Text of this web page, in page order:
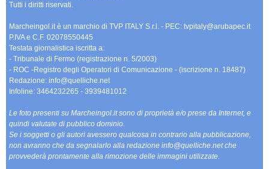
Tutti i diritti riservati.
Marcheingol.it è un marchio di TVP ITALY S.r.l. - PEC: tvpitaly@arubapec.it
P.IVA e C.F. 02078550445
Testata giornalistica iscritta a:
- Tribunale di Fermo (registrazione n. 5/2003)
- ROC -Registro degli Operatori di Comunicazione - (iscrizione n. 18487)
Redazione: info@quelliche.net
Infoline: 3464232265 - 3939481012
Le foto presenti su Marcheingol.it sono di proprietà e/o prese da Internet, e
quindi valutate di pubblico dominio.
Se i soggetti o gli autori avessero qualcosa in contrario alla pubblicazione,
non avranno che da segnalarlo alla redazione info@quelliche.net che
provvederà prontamente alla rimozione delle immagini utilizzate.